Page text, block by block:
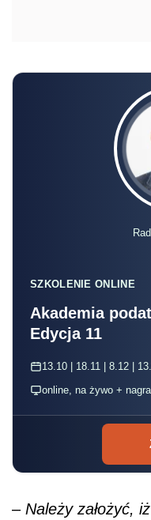
SZKOLENIE ONLINE
Akademia
Edycja 11
13.10 | 18.11 | 8.12 |
online, na żywo +
– Należy założyć, iż